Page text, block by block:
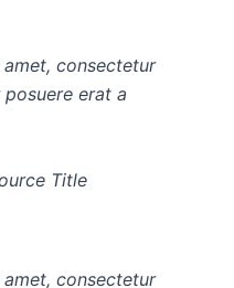
consectetur
erat a
Title
consectetur